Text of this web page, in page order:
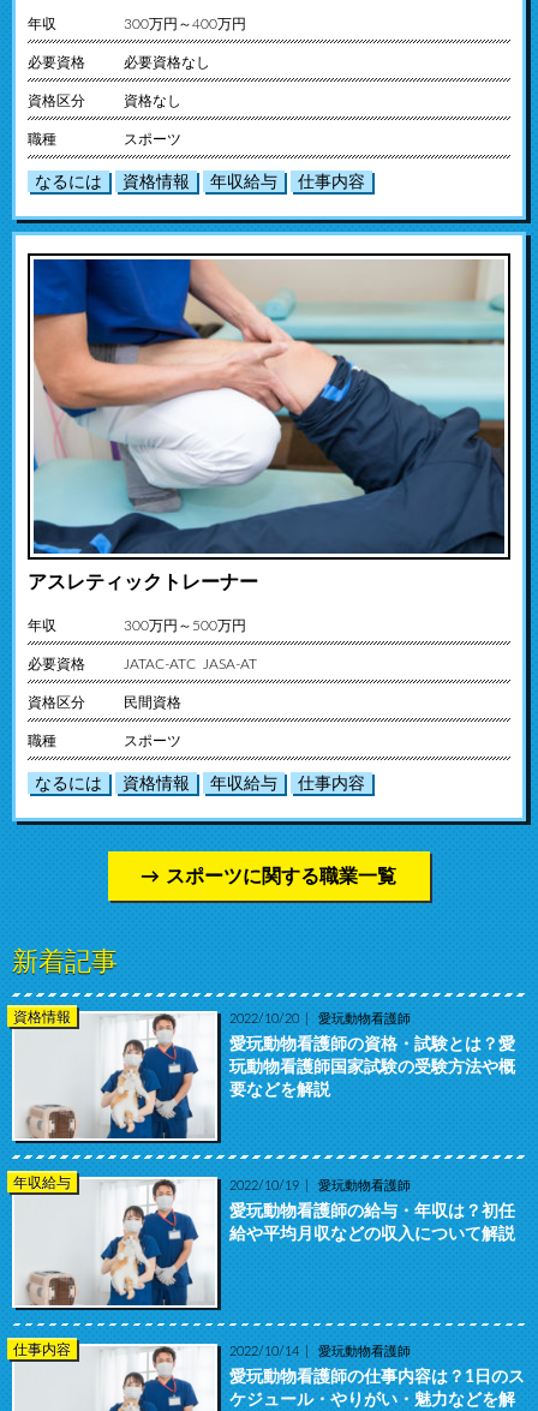
年収 300万円～400万円
必要資格 必要資格なし
資格区分 資格なし
職種 スポーツ
なるには 資格情報 年収給与 仕事内容
アスレティックトレーナー
年収 300万円～500万円
必要資格 JATAC-ATC JASA-AT
資格区分 民間資格
職種 スポーツ
なるには 資格情報 年収給与 仕事内容
スポーツに関する職業一覧
新着記事
資格情報 2022/10/20 愛玩動物看護師
愛玩動物看護師の資格・試験とは？愛
玩動物看護師国家試験の受験方法や概
要などを解説
年収給与 2022/10/19 愛玩動物看護師
愛玩動物看護師の給与・年収は？初任
給や平均月収などの収入について解説
仕事内容 2022/10/14 愛玩動物看護師
愛玩動物看護師の仕事内容は？1日のス
ケジュール・やりがい・魅力などを解